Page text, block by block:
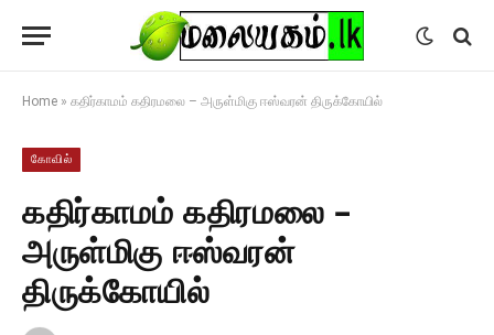
Home » கதிர்காமம் கதிரமலை – அருள்மிகு ஈஸ்வரன் திருக்கோயில்
கோவில்
கதிர்காமம் கதிரமலை –
அருள்மிகு ஈஸ்வரன்
திருக்கோயில்